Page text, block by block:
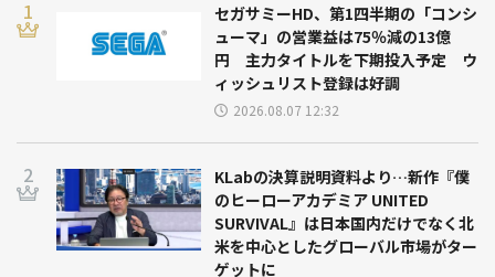
セガサミーHD、第1四半期の「コンシ
ューマ」の営業益は75％減の13億
円 主力タイトルを下期投入予定 ウ
ィッシュリスト登録は好調
2026.08.07 12:32
KLabの決算説明資料より…新作『僕
のヒーローアカデミア UNITED
SURVIVAL』は日本国内だけでなく北
米を中心としたグローバル市場がター
ゲットに